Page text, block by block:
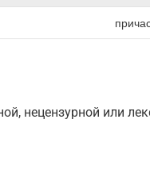
нецензурной или